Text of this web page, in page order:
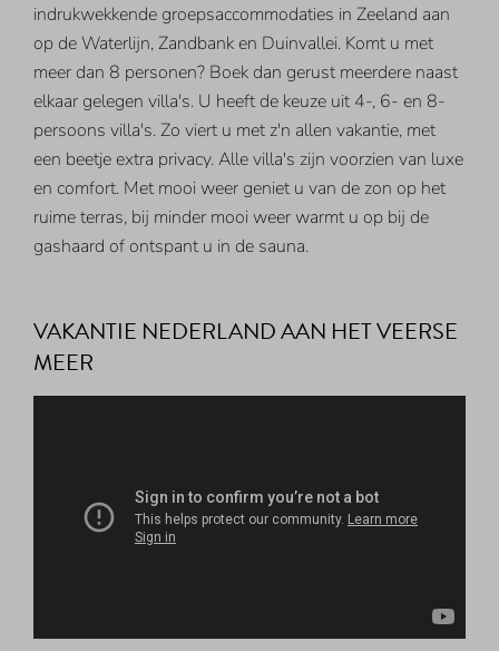
indrukwekkende groepsaccommodaties in Zeeland aan
op de Waterlijn, Zandbank en Duinvallei. Komt u met
meer dan 8 personen? Boek dan gerust meerdere naast
elkaar gelegen villa's. U heeft de keuze uit 4-, 6- en 8-
persoons villa's. Zo viert u met z'n allen vakantie, met
een beetje extra privacy. Alle villa's zijn voorzien van luxe
en comfort. Met mooi weer geniet u van de zon op het
ruime terras, bij minder mooi weer warmt u op bij de
gashaard of ontspant u in de sauna.
VAKANTIE NEDERLAND AAN HET VEERSE
MEER